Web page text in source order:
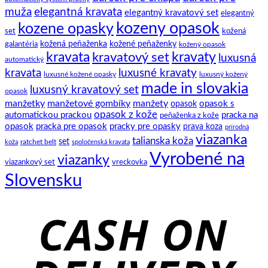
to.
ich
história
zaviazať
klasický
spoločenský
motýlik
muža elegantná kravata elegantný kravatový set elegantný
set kozene opasky kozeny opasok kožená
galantéria kožená peňaženka kožené peňaženky kožený opasok
automatický kravata kravatový set kravaty luxusná
kravata luxusné kožené opasky luxusné kravaty luxusný kožený
opasok luxusný kravatový set made in slovakia
manžetky manžetové gombíky manžety opasok opasok s
automatickou prackou opasok z kože peňaženka z kože pracka na
opasok pracka pre opasok pracky pre opasky prava koza prírodná
koža ratchet belt set spoločenská kravata talianska koža viazanka
viazankový set viazanky vreckovka Vyrobené na
Slovensku